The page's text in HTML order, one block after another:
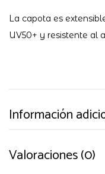
La capota es
UV50+ y resistente al
Información
Valoraciones (0)